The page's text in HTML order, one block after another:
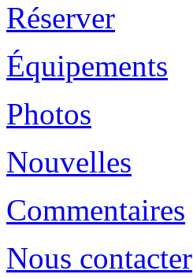
Réserver
Équipements
Photos
Nouvelles
Commentaires
Nous contacter